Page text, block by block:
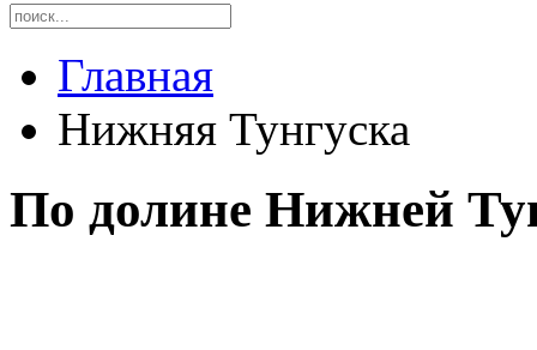
Главная
Нижняя Тунгуска
По долине Нижней